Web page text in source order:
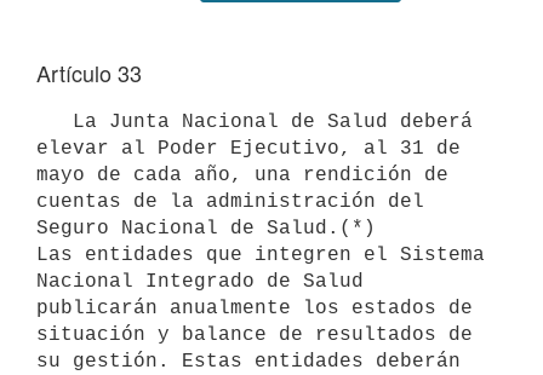
Artículo 33
elevar al Poder Ejecutivo, al 31 de
mayo de cada año, una rendición de
cuentas de la administración del
Seguro Nacional de Salud.(*)
Las entidades que integren el Sistema
Nacional Integrado de Salud
publicarán anualmente los estados de
situación y balance de resultados de
su gestión. Estas entidades deberán